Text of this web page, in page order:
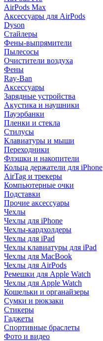
AirPods Max
Аксессуары для AirPods
Dyson
Стайлеры
Фены-выпрямители
Пылесосы
Очистители воздуха
Фены
Ray-Ban
Аксессуары
Зарядные устройства
Акустика и наушники
Пауэрбанки
Пленки и стекла
Стилусы
Клавиатуры и мыши
Переходники
Флэшки и накопители
Кольца держатели для iPhone
AirTag и трекеры
Компьютерные очки
Подставки
Прочие аксессуары
Чехлы
Чехлы для iPhone
Чехлы-кардхолдеры
Чехлы для iPad
Чехлы клавиатуры для iPad
Чехлы для MacBook
Чехлы для AirPods
Ремешки для Apple Watch
Чехлы для Apple Watch
Кошельки и органайзеры
Сумки и рюкзаки
Стикеры
Гаджеты
Спортивные браслеты
Фото и видео